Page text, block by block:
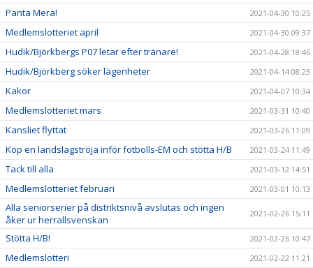
Panta Mera! 2021-04-30 10:25
Medlemslotteriet april 2021-04-30 09:37
Hudik/Björkbergs P07 letar efter tränare! 2021-04-28 18:46
Hudik/Björkberg söker lägenheter 2021-04-14 08:23
Kakor 2021-04-07 10:34
Medlemslotteriet mars 2021-03-31 10:40
Kansliet flyttat 2021-03-26 11:09
Köp en landslagströja inför fotbolls-EM och stötta H/B 2021-03-24 11:49
Tack till alla 2021-03-12 14:51
Medlemslotteriet februari 2021-03-01 10:13
Alla seniorserier på distriktsnivå avslutas och ingen
åker ur herrallsvenskan
2021-02-26 15:11
Stötta H/B! 2021-02-26 10:47
Medlemslotteri 2021-02-22 11:21